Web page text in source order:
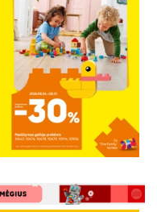
o junginio
internetinėje paieškoje vis
vykstant į užsienį
shop“,
parduotuvėse ir
rasite tikrai platų
kainomis. Įdomų
sumanus statytojas, rinkitės
City, LEGO Duplo,
kitų įdomių rinkinių,